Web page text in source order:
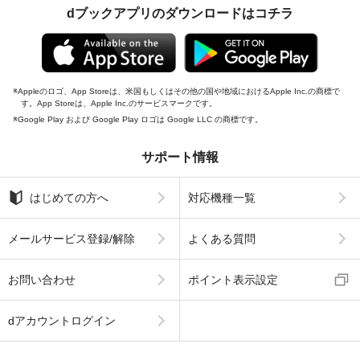
dブックアプリのダウンロードはコチラ
Appleのロゴ、App Storeは、米国もしくはその他の国や地域におけるApple Inc.の商標で
す。App Storeは、Apple Inc.のサービスマークです。
Google Play および Google Play ロゴは Google LLC の商標です。
サポート情報
はじめての方へ 対応機種一覧
メールサービス登録/解除 よくある質問
お問い合わせ ポイント表示設定
dアカウントログイン